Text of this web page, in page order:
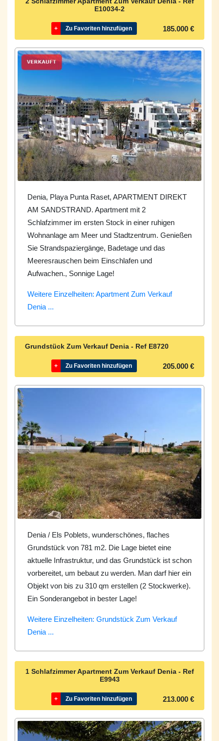
E10034-2
+ Zu Favoriten hinzufügen 185.000 €
Denia, Playa Punta Raset, APARTMENT DIREKT
AM SANDSTRAND. Apartment mit 2
Schlafzimmer im ersten Stock in einer ruhigen
Wohnanlage am Meer und Stadtzentrum. Genießen
Sie Strandspaziergänge, Badetage und das
Meeresrauschen beim Einschlafen und
Aufwachen., Sonnige Lage!
Weitere Einzelheiten: Apartment Zum Verkauf
Denia ...
Grundstück Zum Verkauf Denia - Ref E8720
+ Zu Favoriten hinzufügen 205.000 €
Denia / Els Poblets, wunderschönes, flaches
Grundstück von 781 m2. Die Lage bietet eine
aktuelle Infrastruktur, und das Grundstück ist schon
vorbereitet, um bebaut zu werden. Man darf hier ein
Objekt von bis zu 310 qm erstellen (2 Stockwerke).
Ein Sonderangebot in bester Lage!
Weitere Einzelheiten: Grundstück Zum Verkauf
Denia ...
1 Schlafzimmer Apartment Zum Verkauf Denia - Ref
E9943
+ Zu Favoriten hinzufügen 213.000 €